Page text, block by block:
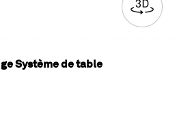
Système de table